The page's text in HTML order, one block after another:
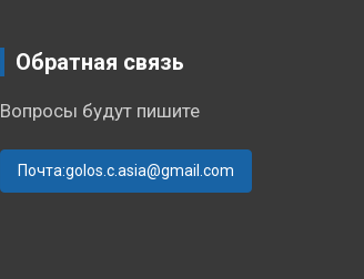
Обратная связь
Вопросы будут пишите
Почта:golos.c.asia@gmail.com